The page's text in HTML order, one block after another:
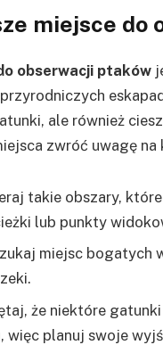
miejsce do
obserwacji ptaków
ale również
zwróć uwagę
takie obszary,
lub punkty
miejsc bogatych
że niektóre
więc planuj swoje